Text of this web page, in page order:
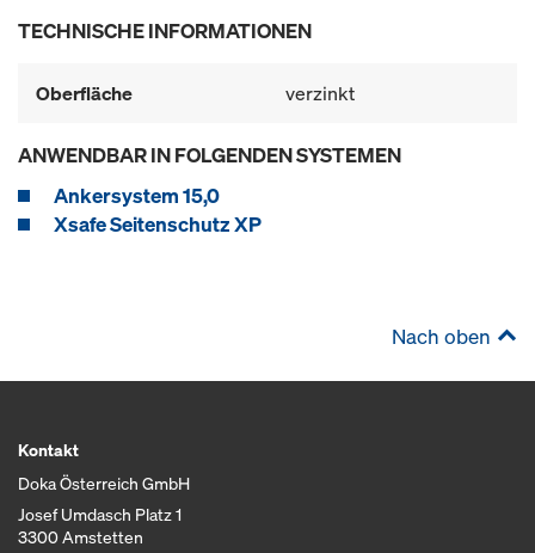
TECHNISCHE INFORMATIONEN
Oberfläche verzinkt
ANWENDBAR IN FOLGENDEN SYSTEMEN
Ankersystem 15,0
Xsafe Seitenschutz XP
Nach oben
Kontakt
Doka Österreich GmbH
Josef Umdasch Platz 1
3300 Amstetten